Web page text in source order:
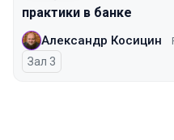
практики в банке
Александр Косицин
Зал 3